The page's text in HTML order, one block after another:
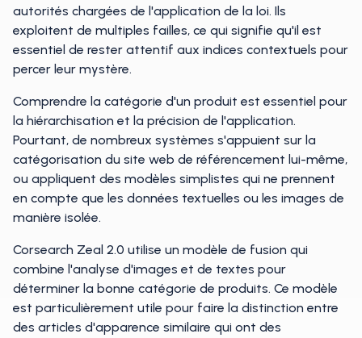
autorités chargées de l'application de la loi. Ils
exploitent de multiples failles, ce qui signifie qu'il est
essentiel de rester attentif aux indices contextuels pour
percer leur mystère.
Comprendre la catégorie d'un produit est essentiel pour
la hiérarchisation et la précision de l'application.
Pourtant, de nombreux systèmes s'appuient sur la
catégorisation du site web de référencement lui-même,
ou appliquent des modèles simplistes qui ne prennent
en compte que les données textuelles ou les images de
manière isolée.
Corsearch Zeal 2.0 utilise un modèle de fusion qui
combine l'analyse d'images et de textes pour
déterminer la bonne catégorie de produits. Ce modèle
est particulièrement utile pour faire la distinction entre
des articles d'apparence similaire qui ont des